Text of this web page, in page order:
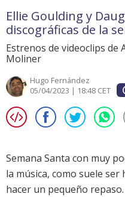
Ellie Goulding y
discográficas de la
Estrenos de videoclips de
Moliner
Hugo Fernández
05/04/2023 | 18:48 CET
Semana Santa con muy
la música, como suele
hacer un pequeño repaso.